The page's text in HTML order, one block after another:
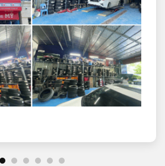
: 83 (487kg/lốp) – Dư dả cho xe
nặng 1.000-1.200kg
(210 km/h) – An toàn tuyệt đối kể
: 32-35 PSI – Tối ưu cả độ sa